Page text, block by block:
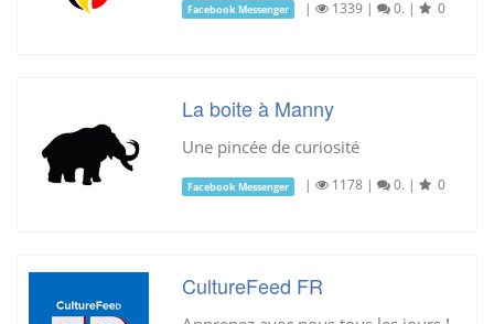
Facebook Messenger | 1339 | 0. | 0
La boite à Manny
Une pincée de curiosité
Facebook Messenger | 1178 | 0. | 0
CultureFeed FR